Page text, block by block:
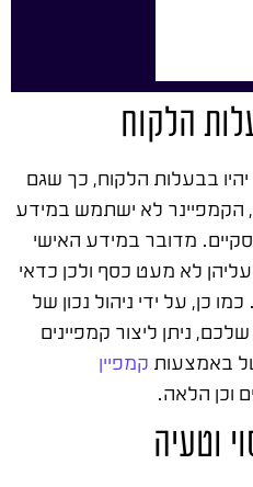
הלקוח
בבעלות הלקוח, כך שגם
לא ישתמש במידע
מדובר במידע האישי
לא מעט כסף ולכן כדאי
כן, על ידי ניהול נכון של
ניתן ליצור קמפיינים
באמצעות קמפיין
וכן הלאה.
וטעיה